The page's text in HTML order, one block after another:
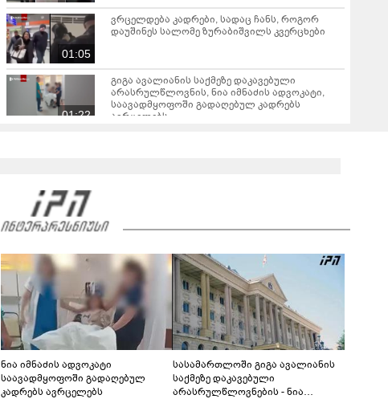
01:05
ვრცელდება კადრები, სადაც ჩანს, როგორ
დაუშინეს სალომე ზურაბიშვილს კვერცხები
01:22
გიგა ავალიანის საქმეზე დაკავებული
არასრულწლოვნის, ნია იმნაძის ადვოკატი,
საავადმყოფოში გადაღებულ კადრებს
ავრცელებს
"მარშრუტკის" მძღოლს"
03:57
"ამ ვიდეოს ნახვის შემდეგ, როდესაც დავურეკე
გურამის დედას ცალსახად განაცხადა..." - რას
ამბობს ადვოკატი ტარიელ კაკაბაძე?
00:29
"- გათა***ბულო, წადი და დაწერე განცხადება
თუ დანაშაულს ჩავდივარ...- მემუქრები?" -
სოციალურ ქსელში სკანდალური კადრები
ნია იმნაძის ადვოკატი
საავადმყოფოში გადაღებულ
კადრებს ავრცელებს
სასამართლოში გიგა ავალიანის
საქმეზე დაკავებული
არასრულწლოვნების - ნია